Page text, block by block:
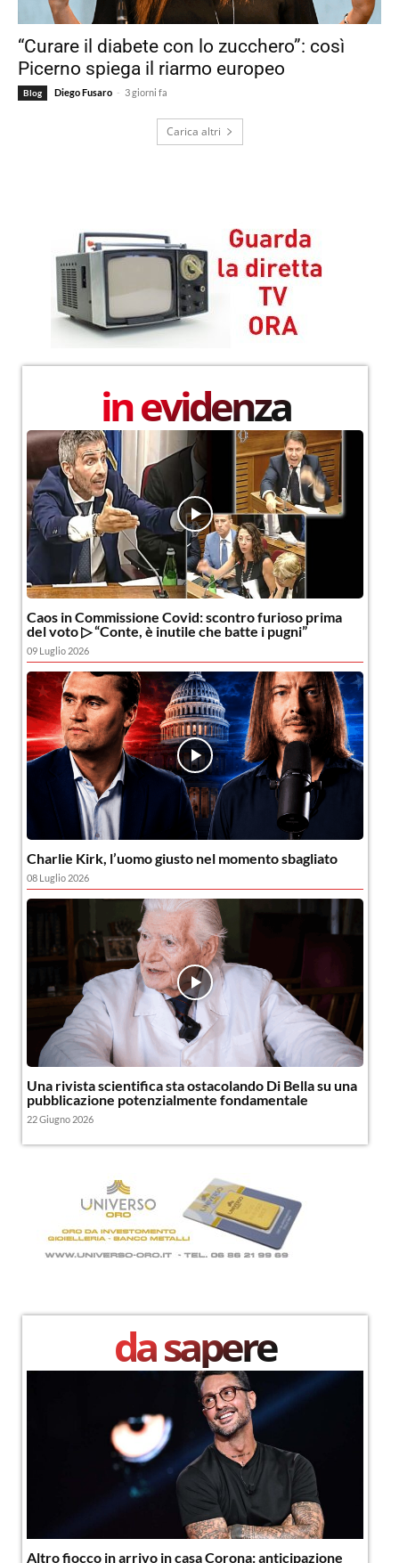
“Curare il diabete con lo zucchero”: così
Picerno spiega il riarmo europeo
Blog Diego Fusaro - 3 giorni fa
Carica altri
in evidenza
Caos in Commissione Covid: scontro furioso prima
del voto ▷ “Conte, è inutile che batte i pugni”
09 Luglio 2026
Charlie Kirk, l’uomo giusto nel momento sbagliato
08 Luglio 2026
Una rivista scientifica sta ostacolando Di Bella su una
pubblicazione potenzialmente fondamentale
22 Giugno 2026
da sapere
Altro fiocco in arrivo in casa Corona: anticipazione